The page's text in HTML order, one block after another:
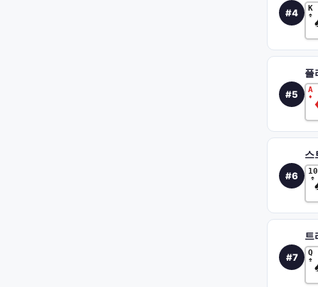
#4 K
♠
#5
플
A
♦
#6
스
10
♠
#7
트
Q
♠